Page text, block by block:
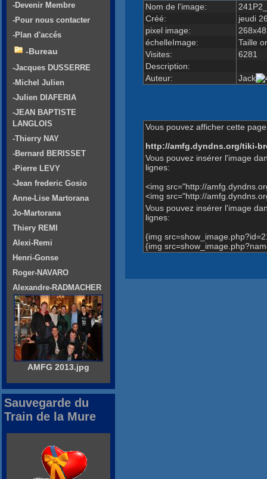
Nom de l'image:
Créé:
jeudi
pixel image:
268x48
échelleImage:
Taille
Visites:
6281
Description:
Auteur:
Jack
Vous pouvez afficher cette
http://amfg.dyndns.org/tiki-
Vous pouvez insérer l'image
lignes:
<img src="http://
<img src="http://
Vous pouvez insérer l'image
lignes:
{img
{img
-Devenir Membre
-Pour nous contacter
-Plan d'accés
-Bureau
-Jacques DUSSERRE
-Michel Julien
-Julien DIAFERIA
-JEAN BAPTISTE
LANGLOIS
-Thierry NAY
-Bernard BERISSET
-Pierre LEVY
-Jean frederic Gosio
Anne-Lise Martorana
Jo-Martorana
Thiery REMI
Alexi-Remi
Henri-Gonse
Roger-NAVARO
Alexandre-RADMACHER
AMFG 2013.jpg
Sauvegarde du
Train de la Mure